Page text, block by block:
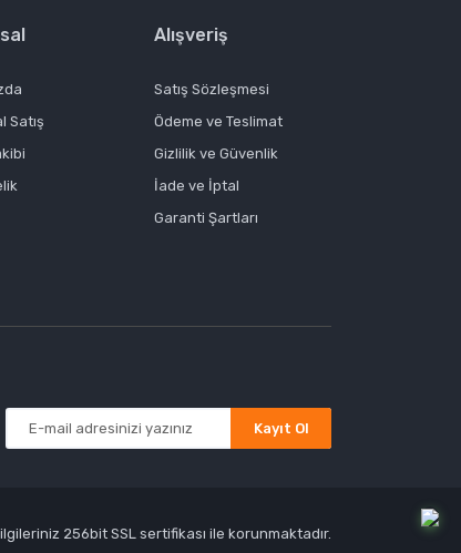
Satış
Alışveriş
Satış Sözleşmesi
Ödeme ve Teslimat
Gizlilik ve Güvenlik
İade ve İptal
Garanti Şartları
Kayıt Ol
256bit SSL sertifikası ile korunmaktadır.